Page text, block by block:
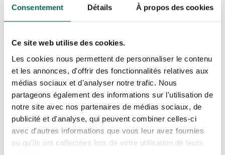
Consentement Détails À propos des cookies
Ce site web utilise des cookies.
Les cookies nous permettent de personnaliser le contenu
et les annonces, d'offrir des fonctionnalités relatives aux
médias sociaux et d'analyser notre trafic. Nous
partageons également des informations sur l'utilisation de
notre site avec nos partenaires de médias sociaux, de
publicité et d'analyse, qui peuvent combiner celles-ci
avec d'autres informations que vous leur avez fournies
ou qu'ils ont collectées lors de votre utilisation de leurs